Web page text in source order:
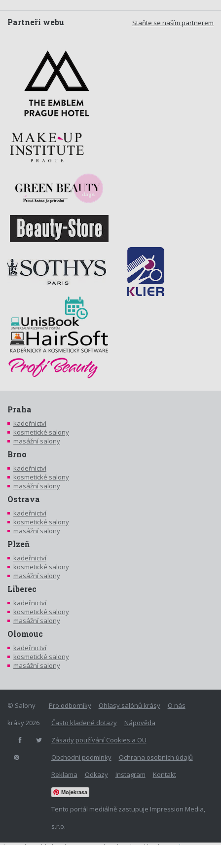
Staňte se naším partnerem
Partneři webu
Praha
kadeřnictví
kosmetické salony
masážní salony
Brno
kadeřnictví
kosmetické salony
masážní salony
Ostrava
kadeřnictví
kosmetické salony
masážní salony
Plzeň
kadeřnictví
kosmetické salony
masážní salony
Liberec
kadeřnictví
kosmetické salony
masážní salony
Olomouc
kadeřnictví
kosmetické salony
masážní salony
Pro odborníky Ohlasy salónů krásy
O nás
Často kladené dotazy
Nápověda
Zásady používání Cookies a OU
Obchodní podmínky
Ochrana osobních údajů
Reklama
Odkazy Instagram Kontakt
Mojekrasa
Tento portál mediálně zastupuje Impression Media,
s.r.o.
© Salony
krásy 2026